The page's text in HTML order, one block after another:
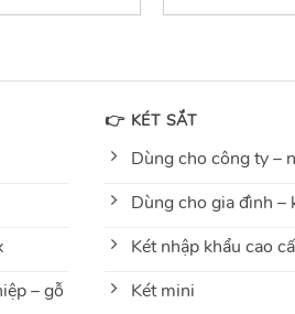
of
– gỗ
👉 KÉT SẮT
Dùng cho công ty –
Dùng cho gia đình –
Két nhập khẩu cao
Két mini